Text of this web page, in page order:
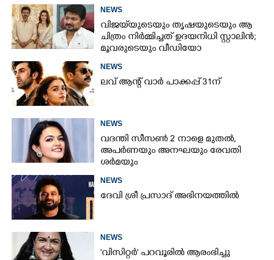
NEWS
വിജയ്‌യുടെയും തൃഷയുടെയും ആ
ചിത്രം നിർമ്മിച്ചത് ഉദയനിധി സ്റ്റാലിൻ;
മൂവരുടെയും വീഡിയോ
ചർച്ചയാകുന്നു
NEWS
ലവ് ആന്റ് വാർ പാക്കപ്പ് 31ന്
NEWS
വദന്തി സീസൺ 2 നാളെ മുതൽ,
അപർണയും അനഘയും രേവതി
ശർമയും
NEWS
ദേവി ശ്രീ പ്രസാദ് അഭിനയത്തിൽ
NEWS
'വിസിറ്റർ' പറവൂരിൽ ആരംഭിച്ചു